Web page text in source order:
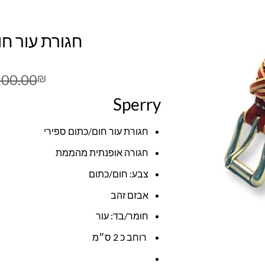
חגורת עור
₪
Sperry
חגורת עור חום/כתום ספירי
חגורה אופנתית מהממת
צבע: חום/כתום
אבזם זהב
חומר/בד: עור
רוחב כ 2 ס״מ